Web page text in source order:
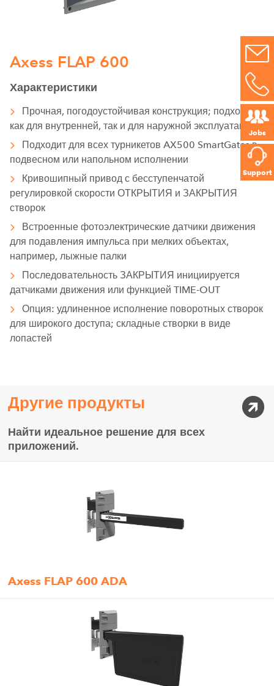
Jobs
Support
Axess FLAP 600
Характеристики
Прочная, погодоустойчивая конструкция; подходит
как для внутренней, так и для наружной эксплуатации
Подходит для всех турникетов AX500 SmartGates в
подвесном или напольном исполнении
Кривошипный привод с бесступенчатой
регулировкой скорости ОТКРЫТИЯ и ЗАКРЫТИЯ
створок
Встроенные фотоэлектрические датчики движения
для подавления импульса при мелких объектах,
например, лыжные палки
Последовательность ЗАКРЫТИЯ инициируется
датчиками движения или функцией TIME-OUT
Опция: удлиненное исполнение поворотных створок
для широкого доступа; складные створки в виде
лопастей
Другие продукты
Найти идеальное решение для всех
приложений.
Axess FLAP 600 ADA